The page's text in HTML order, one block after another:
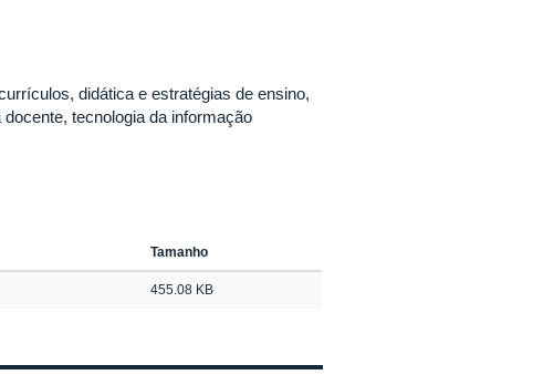
didática e estratégias de ensino,
tecnologia da informação
Tamanho
455.08 KB